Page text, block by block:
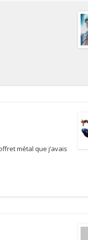
métal que j’avais